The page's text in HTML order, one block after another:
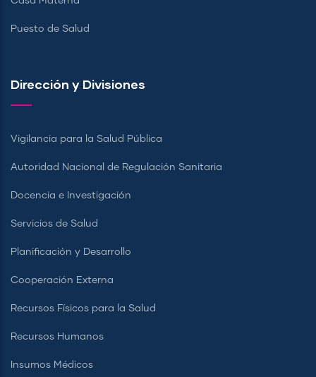
Puesto de Salud
Dirección y Divisiones
Vigilancia para la Salud Pública
Autoridad Nacional de Regulación Sanitaria
Docencia e Investigación
Servicios de Salud
Planificación y Desarrollo
Cooperación Externa
Recursos Físicos para la Salud
Recursos Humanos
Insumos Médicos